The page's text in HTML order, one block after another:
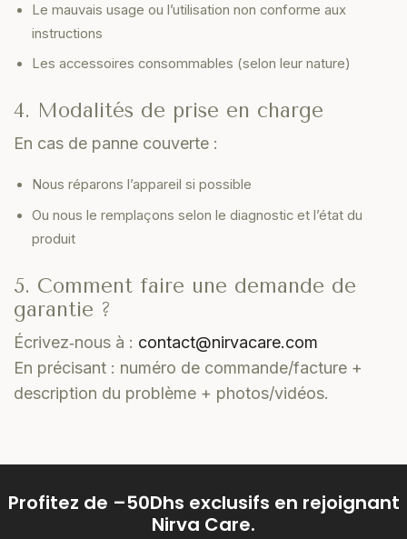
Le mauvais usage ou l’utilisation non conforme aux
instructions
Les accessoires consommables (selon leur nature)
4. Modalités de prise en charge
En cas de panne couverte :
Nous réparons l’appareil si possible
Ou nous le remplaçons selon le diagnostic et l’état du
produit
5. Comment faire une demande de
garantie ?
Écrivez‑nous à : contact@nirvacare.com
En précisant : numéro de commande/facture +
description du problème + photos/vidéos.
Profitez de –50Dhs exclusifs en rejoignant
Nirva Care.